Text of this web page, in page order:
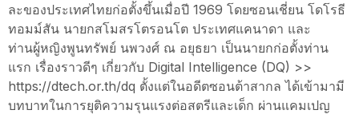
ละของประเทศไทยก่อตั้งขึ้นเมื่อปี 1969 โดยซอนเชี่ยน โดโรธี
ทอมม์สัน นายกสโมสรโตรอนโต ประเทศแคนาดา และ
ท่านผู้หญิงพูนทรัพย์ นพวงศ์ ณ อยุธยา เป็นนายกก่อตั้งท่าน
แรก เรื่องราวดีๆ เกี่ยวกับ Digital Intelligence (DQ) >>
https://dtech.or.th/dq ตั้งแต่ในอดีตซอนต้าสากล ได้เข้ามามี
บทบาทในการยุติความรุนแรงต่อสตรีและเด็ก ผ่านแคมเปญ